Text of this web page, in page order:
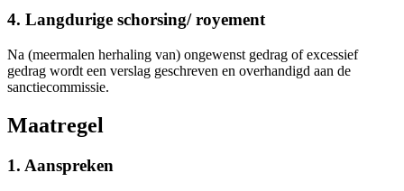
4. Langdurige schorsing/ royement
Na (meermalen herhaling van) ongewenst gedrag of excessief
gedrag wordt een verslag geschreven en overhandigd aan de
sanctiecommissie.
Maatregel
1. Aanspreken